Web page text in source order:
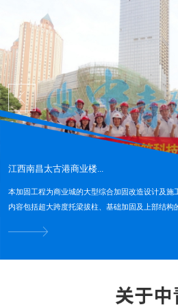
江西南昌太古港商业楼...
本加固工程为商业城的大型综合加固改造设计及施
内容包括超大跨度托梁拔柱、基础加固及上部结构